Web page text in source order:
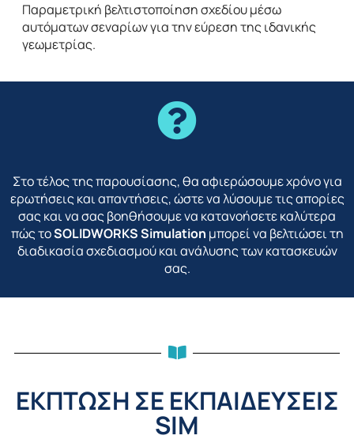
Παραμετρική βελτιστοποίηση σχεδίου μέσω
αυτόματων σεναρίων για την εύρεση της ιδανικής
γεωμετρίας.
Στο τέλος της παρουσίασης, θα αφιερώσουμε χρόνο για
ερωτήσεις και απαντήσεις, ώστε να λύσουμε τις απορίες
σας και να σας βοηθήσουμε να κατανοήσετε καλύτερα
πώς τοSOLIDWORKS Simulation μπορεί να βελτιώσει τη
διαδικασία σχεδιασμού και ανάλυσης των κατασκευών
σας.
ΕΚΠΤΩΣΗ ΣΕ ΕΚΠΑΙΔΕΥΣΕΙΣ
SIM